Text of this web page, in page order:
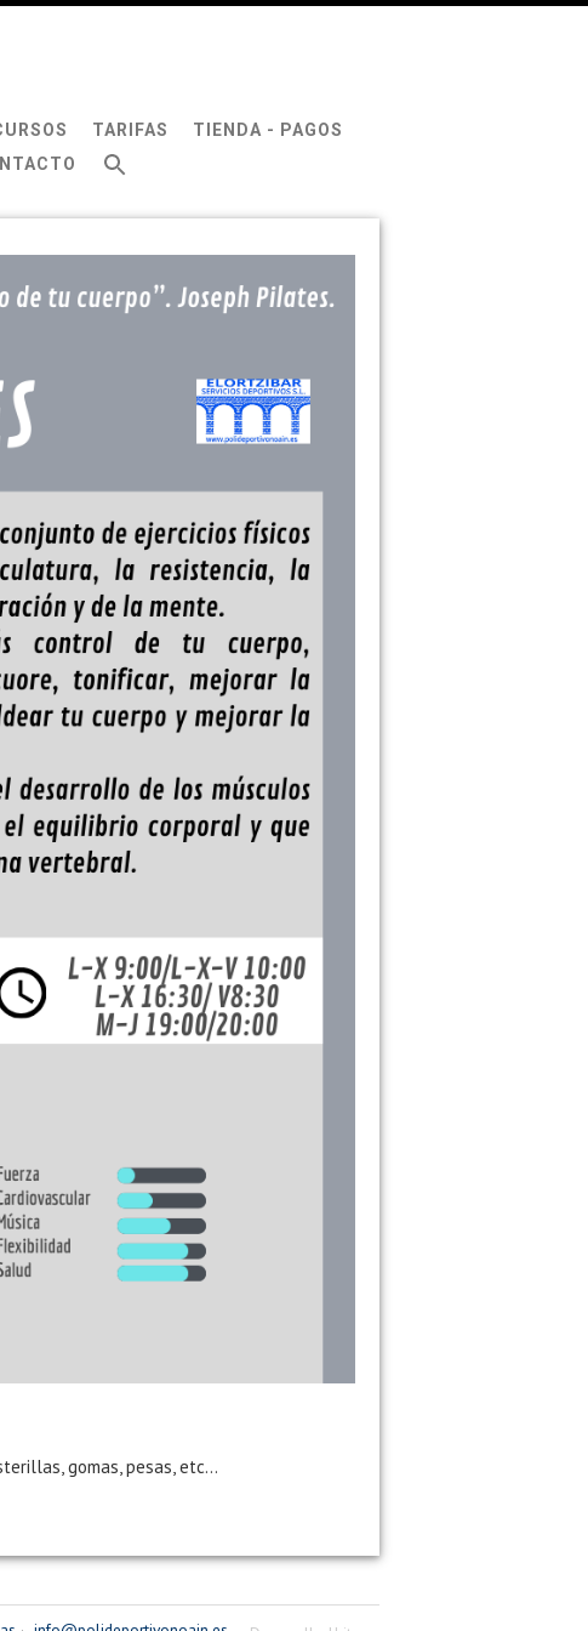
TARIFAS
TIENDA - PAGOS
gomas, pesas, etc...